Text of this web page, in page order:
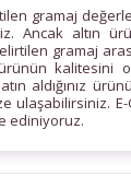
gramaj
Ancak altın
gramaj
kalitesini
aldığınız
ulaşabilirsiniz.
ediniyoruz.